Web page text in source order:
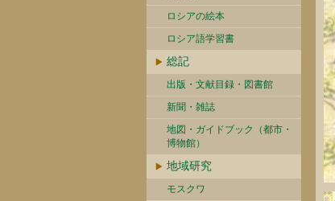
ロシアの絵本
ロシア語学習書
総記
出版・文献目録・図書館
新聞・雑誌
地図・ガイドブック（都市・
博物館）
地域研究
モスクワ